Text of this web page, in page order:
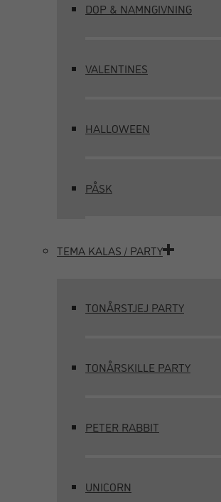
DOP & NAMNGIVNING
VALENTINES
HALLOWEEN
PÅSK
TEMA KALAS / PARTY
TONÅRSTJEJ PARTY
TONÅRSKILLE PARTY
PETER RABBIT
UNICORN